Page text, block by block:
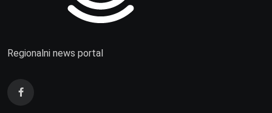
Regionalni news portal